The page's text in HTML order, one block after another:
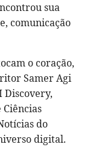
sua
comunicação
o coração,
Samer Agi
Ciências
do
digital.